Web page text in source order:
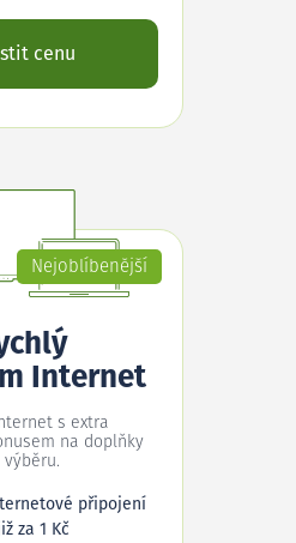
cenu
Nejoblíbenější
Internet
s extra
na doplňky
připojení
za 1 Kč